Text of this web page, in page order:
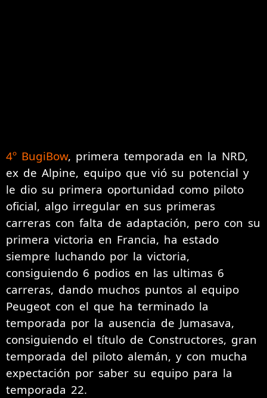
4º BugiBow, primera temporada en la NRD,
ex de Alpine, equipo que vió su potencial y
le dio su primera oportunidad como piloto
oficial, algo irregular en sus primeras
carreras con falta de adaptación, pero con su
primera victoria en Francia, ha estado
siempre luchando por la victoria,
consiguiendo 6 podios en las ultimas 6
carreras, dando muchos puntos al equipo
Peugeot con el que ha terminado la
temporada por la ausencia de Jumasava,
consiguiendo el título de Constructores, gran
temporada del piloto alemán, y con mucha
expectación por saber su equipo para la
temporada 22.